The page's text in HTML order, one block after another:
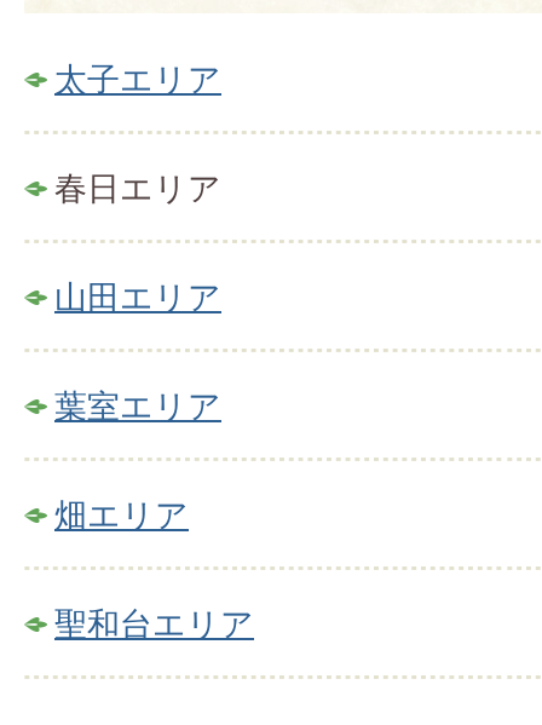
太子エリア
春日エリア
山田エリア
葉室エリア
畑エリア
聖和台エリア